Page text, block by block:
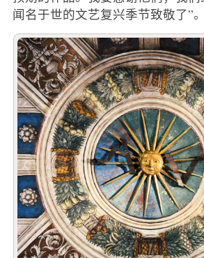
闻名于世的文艺复兴季节致敬了”。